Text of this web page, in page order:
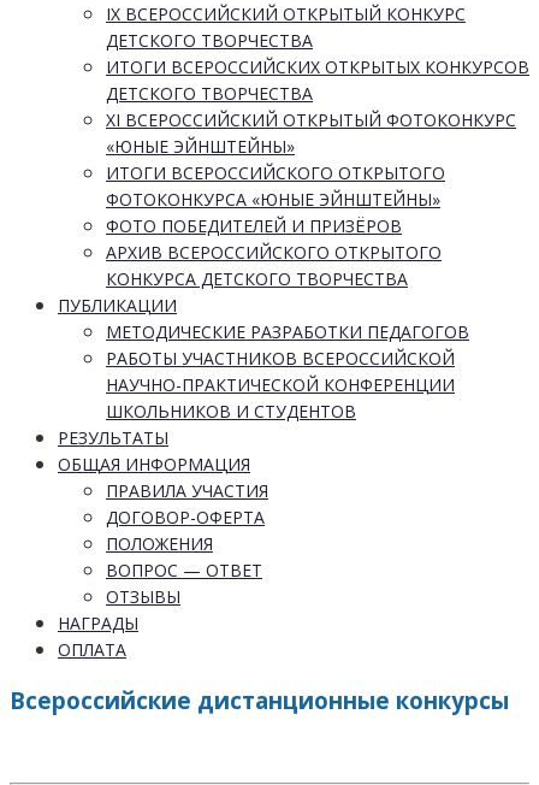
IX ВСЕРОССИЙСКИЙ ОТКРЫТЫЙ КОНКУРС
ДЕТСКОГО ТВОРЧЕСТВА
ИТОГИ ВСЕРОССИЙСКИХ ОТКРЫТЫХ КОНКУРСОВ
ДЕТСКОГО ТВОРЧЕСТВА
XI ВСЕРОССИЙСКИЙ ОТКРЫТЫЙ ФОТОКОНКУРС
«ЮНЫЕ ЭЙНШТЕЙНЫ»
ИТОГИ ВСЕРОССИЙСКОГО ОТКРЫТОГО
ФОТОКОНКУРСА «ЮНЫЕ ЭЙНШТЕЙНЫ»
ФОТО ПОБЕДИТЕЛЕЙ И ПРИЗЁРОВ
АРХИВ ВСЕРОССИЙСКОГО ОТКРЫТОГО
КОНКУРСА ДЕТСКОГО ТВОРЧЕСТВА
ПУБЛИКАЦИИ
МЕТОДИЧЕСКИЕ РАЗРАБОТКИ ПЕДАГОГОВ
РАБОТЫ УЧАСТНИКОВ ВСЕРОССИЙСКОЙ
НАУЧНО-ПРАКТИЧЕСКОЙ КОНФЕРЕНЦИИ
ШКОЛЬНИКОВ И СТУДЕНТОВ
РЕЗУЛЬТАТЫ
ОБЩАЯ ИНФОРМАЦИЯ
ПРАВИЛА УЧАСТИЯ
ДОГОВОР-ОФЕРТА
ПОЛОЖЕНИЯ
ВОПРОС — ОТВЕТ
ОТЗЫВЫ
НАГРАДЫ
ОПЛАТА
Всероссийские дистанционные конкурсы